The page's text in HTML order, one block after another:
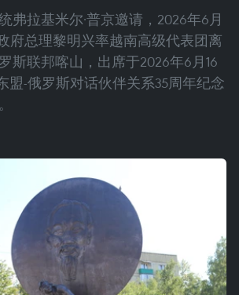
弗拉基米尔·普京邀请，2026年6月
府总理黎明兴率越南高级代表团离
斯联邦喀山，出席于2026年6月16
盟-俄罗斯对话伙伴关系35周年纪念